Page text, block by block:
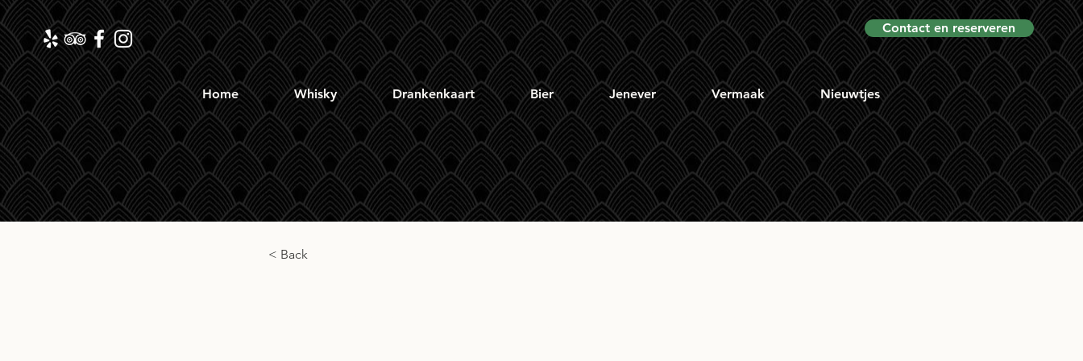
Contact en reserveren
Home Whisky Drankenkaart Bier Jenever Vermaak Nieuwtjes
< Back